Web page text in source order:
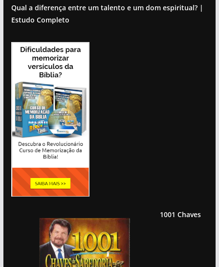
Qual a diferença entre um talento e um dom espiritual? |
Estudo Completo
1001 Chaves